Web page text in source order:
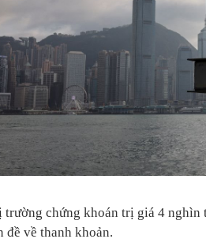
trường chứng khoán trị giá 4 nghìn
đề về thanh khoản.